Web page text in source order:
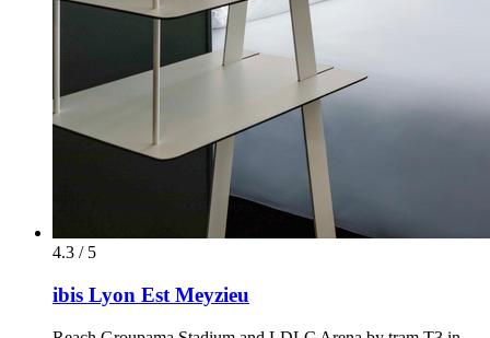
4.3 / 5
ibis Lyon Est Meyzieu